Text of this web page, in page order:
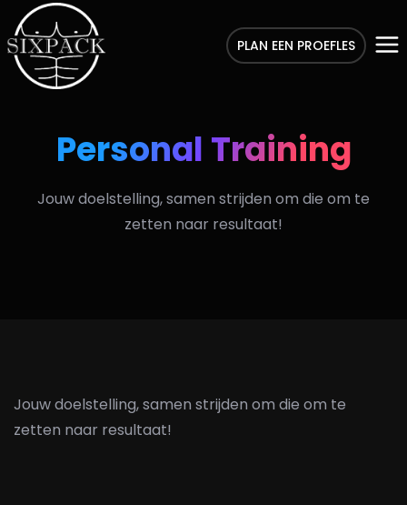
PLAN EEN PROEFLES
Personal Training
Jouw doelstelling, samen strijden om die om te
zetten naar resultaat!
Jouw doelstelling, samen strijden om die om te
zetten naar resultaat!